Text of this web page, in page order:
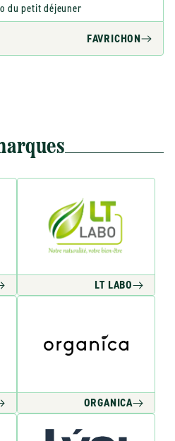
du petit déjeuner
FAVRICHON
LT LABO
ORGANICA